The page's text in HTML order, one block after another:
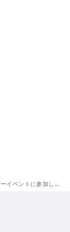
に参加してきましたよ